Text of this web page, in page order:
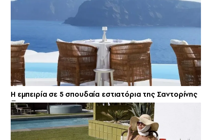
Η εμπειρία σε 5 σπουδαία εστιατόρια της Σαντορίνης